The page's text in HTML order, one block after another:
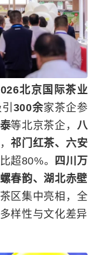
北京国际茶业
300余家茶企参
等北京茶企， 八
祁门红茶、六安
超80%。
四川万
春韵、湖北赤壁
区集中亮相，全
样性与文化差异